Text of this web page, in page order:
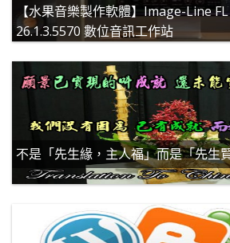
【水果音樂製作軟體】Image-Line
26.1.3.5570 數位音訊工作站
不是「先生緣，主人福」而是「先生